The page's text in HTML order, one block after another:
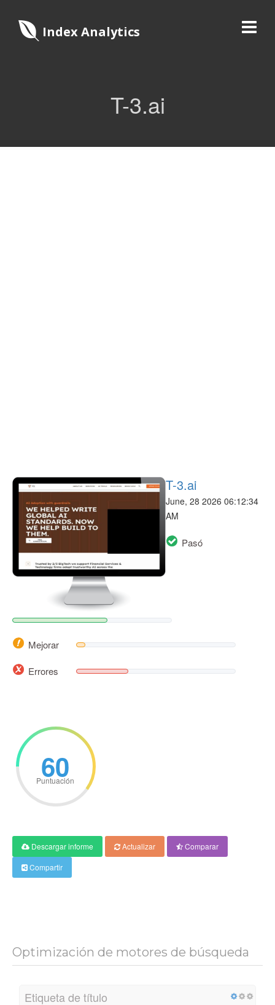
Index Analytics
T-3.ai
T-3.ai
June, 28 2026 06:12:34
AM
Pasó
Mejorar
Errores
60
Puntuación
Descargar informe Actualizar
Comparar
Compartir
Optimización de motores de búsqueda
Etiqueta de título